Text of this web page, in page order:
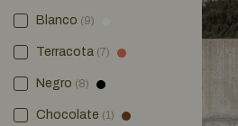
Blanco (9)
Terracota (7)
Negro (8)
Chocolate (1)